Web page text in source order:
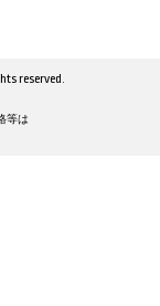
reserved.
等は